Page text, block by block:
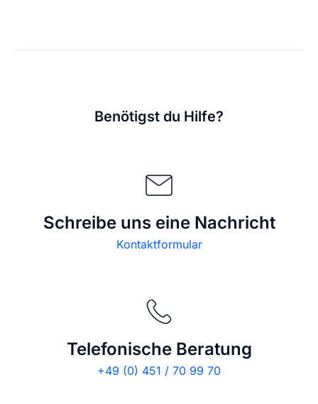
Benötigst du Hilfe?
Schreibe uns eine Nachricht
Kontaktformular
Telefonische Beratung
+49 (0) 451 / 70 99 70